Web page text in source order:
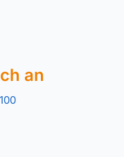
an